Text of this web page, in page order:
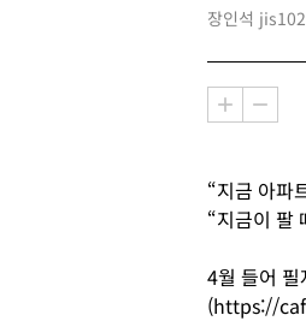
장인석
“지금 아파
“지금이 팔
4월 들어
(https://